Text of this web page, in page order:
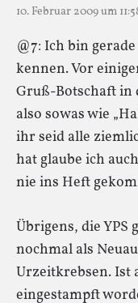
10. Februar 2009 um
@7: Ich bin
kennen. Vor
Gruß-Botschaft in
also sowas wie
ihr seid alle
hat glaube ich
nie ins Heft
Übrigens, die YPS
nochmal als
Urzeitkrebsen. Ist
eingestampft